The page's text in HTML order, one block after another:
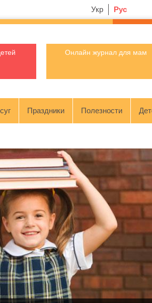
Укр Рус
Онлайн журнал для мам
Праздники Полезности